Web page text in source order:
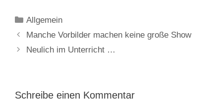
Kategorien
Allgemein
Manche Vorbilder machen keine große Show
Neulich im Unterricht …
Schreibe einen Kommentar